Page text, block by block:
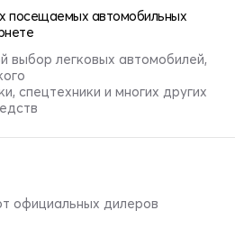
посещаемых автомобильных
выбор легковых автомобилей,
спецтехники и многих других
официальных дилеров